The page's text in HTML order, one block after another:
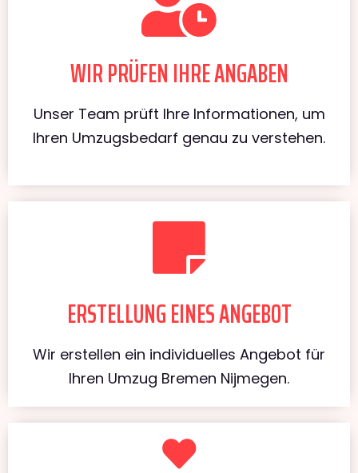
WIR PRÜFEN IHRE ANGABEN
Unser Team prüft Ihre Informationen, um
Ihren Umzugsbedarf genau zu verstehen.
ERSTELLUNG EINES ANGEBOT
Wir erstellen ein individuelles Angebot für
Ihren Umzug Bremen Nijmegen.